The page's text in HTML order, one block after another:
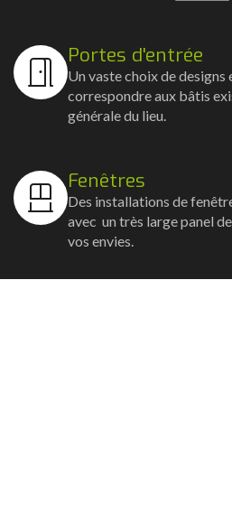
Portes d'entrée
Un vaste choix de designs
correspondre aux bâtis
générale du lieu.
Fenêtres
Des installations de
avec un très large panel
vos envies.